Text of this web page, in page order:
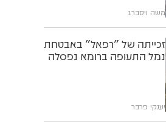
משה ויסברג
זכייתה של "רפאל" באבטחת
נמל התעופה ברומא נפסלה
יענקי פרבר